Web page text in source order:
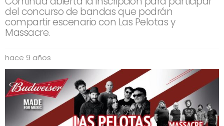
del concurso de bandas que podrán
compartir escenario con Las Pelotas y
Massacre.
hace 9 años